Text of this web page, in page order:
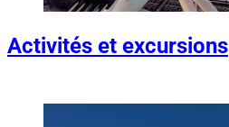
Activités et excursions